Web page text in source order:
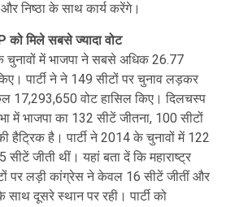
निष्ठा के साथ कार्य करेंगे।
को मिले सबसे ज्यादा वोट
के चुनावों में भाजपा ने सबसे अधिक 26.77
पार्टी ने ने 149 सीटों पर चुनाव लड़कर
17,293,650 वोट हासिल किए। दिलचस्प
में भाजपा का 132 सीटें जीतना, 100 सीटों
हैट्रिक है। पार्टी ने 2014 के चुनावों में 122
जीती थीं। यहां बता दें कि महाराष्ट्र
पर लड़ी कांग्रेस ने केवल 16 सीटें जीतीं और
दूसरे स्थान पर रही। पार्टी को